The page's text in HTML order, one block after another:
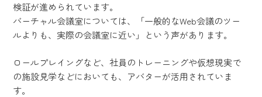
検証が進められています。
バーチャル会議室については、「一般的なWeb会議のツー
ルよりも、実際の会議室に近い」という声があります。
ロールプレイングなど、社員のトレーニングや仮想現実で
の施設見学などにおいても、アバターが活用されていま
す。